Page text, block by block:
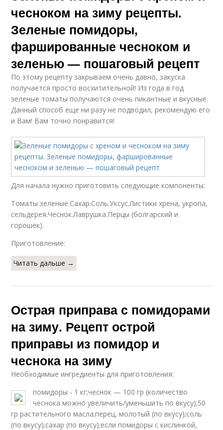
чесноком на зиму рецепты.
Зеленые помидоры,
фаршированные чесноком и
зеленью — пошаговый рецепт
По этому рецепту закрываем очень давно, закуска
получается просто восхитительной! Из года в год
зеленые томаты получаются очень пикантные и вкусные.
Данный способ еще ни разу не подводил, рекомендую его
и Вам! Вам точно понравится!
Для начала нужно приготовить следующие компоненты:
Томаты зеленые.Сахар.Соль.Уксус.Листики хрена, укропа,
сельдерея.Чеснок.Лаврушка.Перцы (болгарский и
горошек).
Приготовление:
Читать дальше →
Острая приправа с помидорами
на зиму. Рецепт острой
приправы из помидор и
чеснока на зиму
Необходимые ингредиенты для приготовления:
помидоры - 1 кг;чеснок — 100 гр (количество
чеснока можно увеличить/уменьшить по вкусу);50
гр растительного масла;перец, молотый (по вкусу);соль
(по вкусу);сахар (по вкусу);если помидоры с кислинкой,